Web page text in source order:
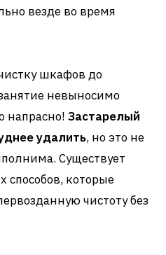
везде во время
шкафов до
невыносимо
напрасно! Застарелый
удалить, но это не
Существует
способов, которые
чистоту без